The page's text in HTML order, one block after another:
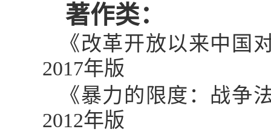
著作类：
《改革开放以来中国
2017年版
《暴力的限度：战争
2012年版